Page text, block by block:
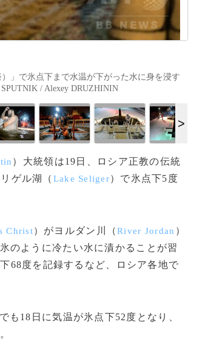
」で氷点下まで水温が下がった水に身を浸す
/ Alexey DRUZHININ
）大統領は19日、ロシア正教の伝統
ゲル湖（ Lake Seliger）で氷点下5度
Christ）がヨルダン川（River Jordan ）
のように冷たい水に漬かることが習
68度を記録するなど、ロシア各地で
も18日に気温が氷点下52度となり、